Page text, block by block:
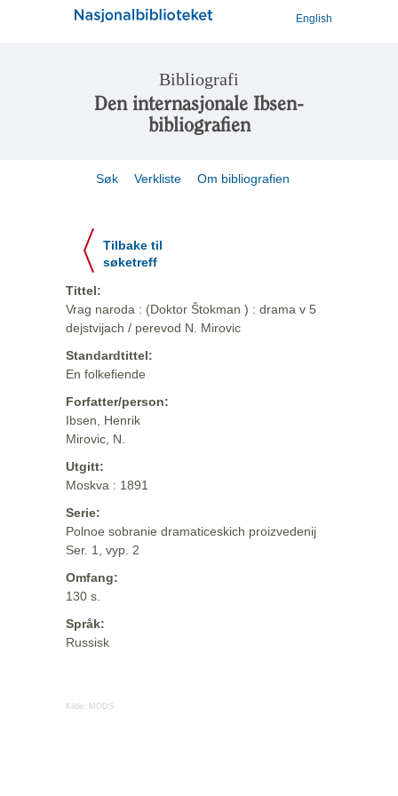
English
Bibliografi
Den internasjonale Ibsen-
bibliografien
Søk Verkliste Om bibliografien
Tilbake til
søketreff
Tittel:
Vrag naroda : (Doktor Štokman ) : drama v 5
dejstvijach / perevod N. Mirovic
Standardtittel:
En folkefiende
Forfatter/person:
Ibsen, Henrik
Mirovic, N.
Utgitt:
Moskva : 1891
Serie:
Polnoe sobranie dramaticeskich proizvedenij
Ser. 1, vyp. 2
Omfang:
130 s.
Språk:
Russisk
Kilde: MODS